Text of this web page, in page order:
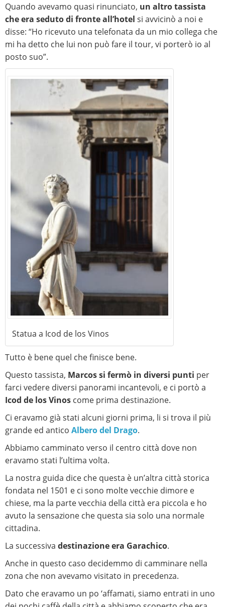
Quando avevamo quasi rinunciato, un altro tassista
che era seduto di fronte all’hotel si avvicinò a noi e
disse: “Ho ricevuto una telefonata da un mio collega che
mi ha detto che lui non può fare il tour, vi porterò io al
posto suo”.
Statua a Icod de los Vinos
Tutto è bene quel che finisce bene.
Questo tassista, Marcos si fermò in diversi punti per
farci vedere diversi panorami incantevoli, e ci portò a
Icod de los Vinos come prima destinazione.
Ci eravamo già stati alcuni giorni prima, li si trova il più
grande ed antico Albero del Drago.
Abbiamo camminato verso il centro città dove non
eravamo stati l’ultima volta.
La nostra guida dice che questa è un’altra città storica
fondata nel 1501 e ci sono molte vecchie dimore e
chiese, ma la parte vecchia della città era piccola e ho
avuto la sensazione che questa sia solo una normale
cittadina.
La successiva destinazione era Garachico.
Anche in questo caso decidemmo di camminare nella
zona che non avevamo visitato in precedenza.
Dato che eravamo un po ‘affamati, siamo entrati in uno